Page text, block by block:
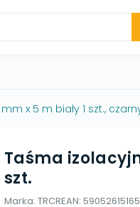
x 5 m biały 1 szt.,
Taśma
szt.
Marka: TRCREAN: